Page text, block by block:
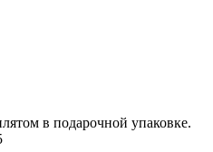
в подарочной упаковке.